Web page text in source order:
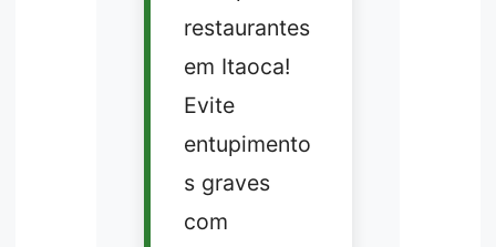
restaurantes
em Itaoca!
Evite
entupimento
s graves
com